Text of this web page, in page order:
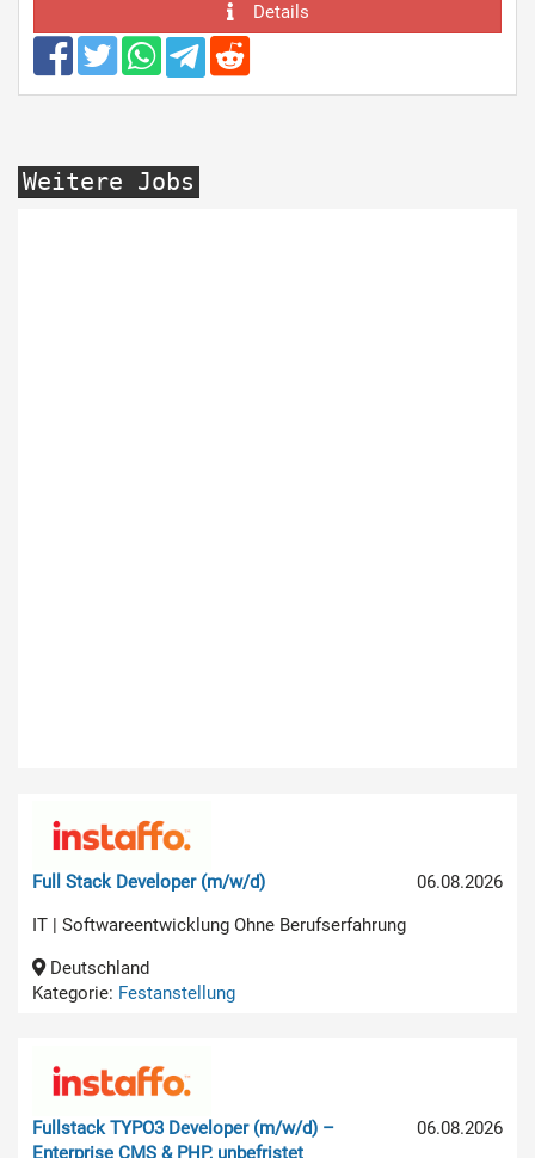
Details
Weitere Jobs
06.08.2026
Full Stack Developer (m/w/d)
IT | Softwareentwicklung Ohne Berufserfahrung
Deutschland
Kategorie: Festanstellung
06.08.2026
Fullstack TYPO3 Developer (m/w/d) –
Enterprise CMS & PHP, unbefristet